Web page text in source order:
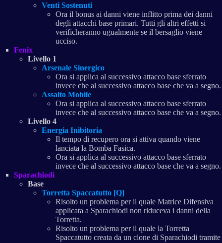
Venti Sostenuti
Ora il bonus ai danni viene inflitto prima dei danni
degli attacchi base primari. Tutti gli altri effetti si
verificheranno ugualmente se il bersaglio viene
ucciso.
Fenix
Livello 1
Arsenale Sinergico
Ora si applica al successivo attacco base sferrato
invece che al successivo attacco base che va a segno.
Assalto Mobile
Ora si applica al successivo attacco base sferrato
invece che al successivo attacco base che va a segno.
Livello 4
Energia Inibitoria
Il tempo di recupero ora si attiva quando viene
lanciata la Bomba Fasica.
Ora si applica al successivo attacco base sferrato
invece che al successivo attacco base che va a segno.
Sparachiodi
Base
Torretta Spaccatutto [Q]
Risolto un problema per il quale Matrice Difensiva
applicata a Sparachiodi non riduceva i danni della
Torretta.
Risolto un problema per il quale la Torretta
Spaccatutto creata da un clone di Sparachiodi tramite